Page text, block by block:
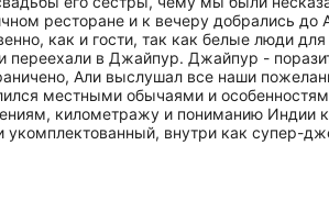
ресторане и к вечеру добрались
как и гости, так как белые люди
в Джайпур. Джайпур -
Али выслушал все наши
местными обычаями и
километражу и пониманию Индии
внутри как супер-